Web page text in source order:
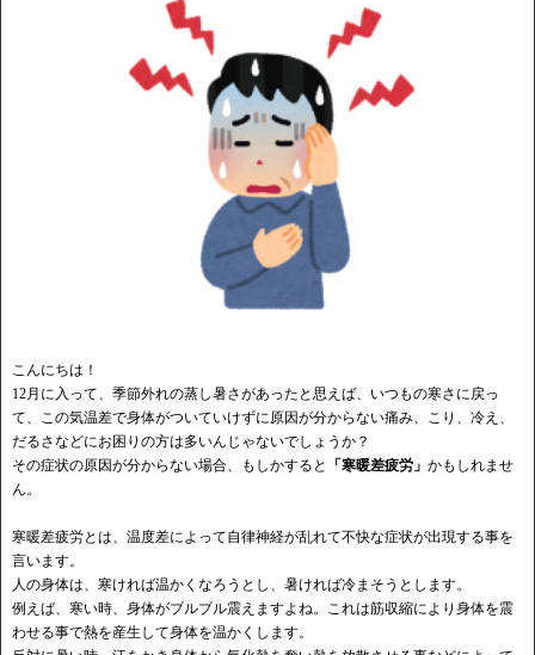
こんにちは！
12月に入って、季節外れの蒸し暑さがあったと思えば、いつもの寒さに戻っ
て、この気温差で身体がついていけずに原因が分からない痛み、こり、冷え、
だるさなどにお困りの方は多いんじゃないでしょうか？
その症状の原因が分からない場合、もしかすると
「寒暖差疲労」 かもしれませ
ん。
寒暖差疲労とは、温度差によって自律神経が乱れて不快な症状が出現する事を
言います。
人の身体は、寒ければ温かくなろうとし、暑ければ冷まそうとします。
例えば、寒い時、身体がブルブル震えますよね。これは筋収縮により身体を震
わせる事で熱を産生して身体を温かくします。